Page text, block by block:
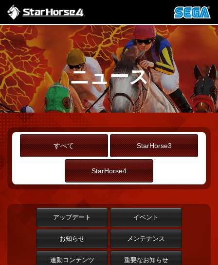
ニュース
すべて StarHorse3
StarHorse4
アップデート イベント
お知らせ メンテナンス
連動コンテンツ 重要なお知らせ